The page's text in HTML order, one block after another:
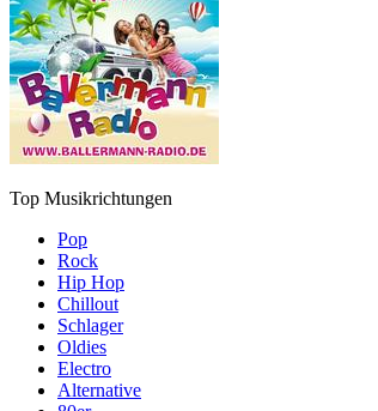
Top Musikrichtungen
Pop
Rock
Hip Hop
Chillout
Schlager
Oldies
Electro
Alternative